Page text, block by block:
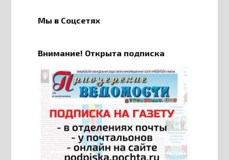
Мы в Соцсетях
Внимание! Открыта подписка